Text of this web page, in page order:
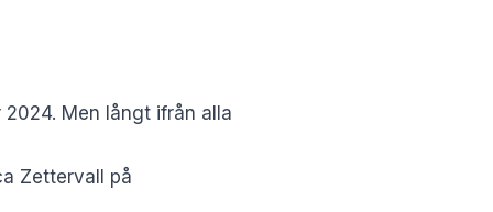
Men långt ifrån alla
Zettervall på